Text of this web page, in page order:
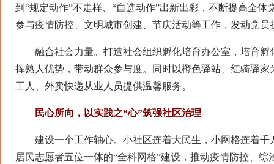
到“规定动作”不走样、“自选动作”出新出彩，不断提高全
参与疫情防控、文明城市创建、节庆活动等工作，发动党
融合社会力量。打造社会组织孵化培育办公室，培育孵
挥熟人优势，带动群众参与度。同时以橙色驿站、红骑驿
工人、外卖快递从业人员提供温馨服务。
民心所向，以实践之“心”筑强社区治理
建设一个工作轴心。小社区连着大民生，小网格连着千
居民志愿者五位一体的“全科网格”建设，推动疫情防控、